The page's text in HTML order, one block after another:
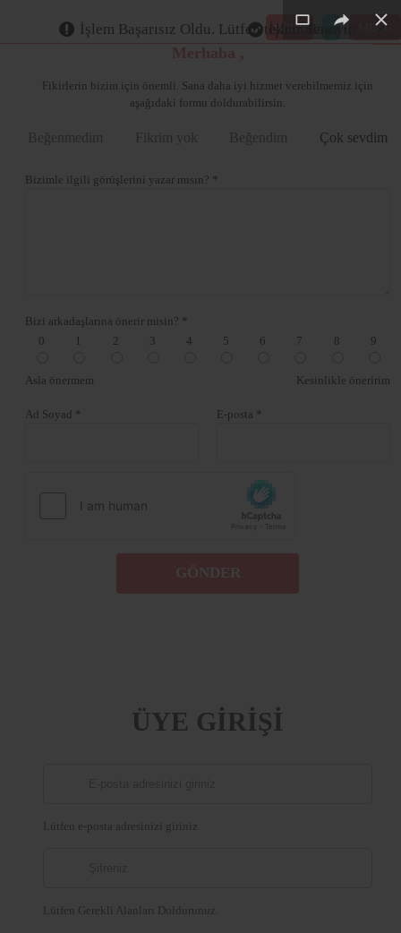
MENÜ
GİRİŞ
Fikirlerin bizim için önemli. Sana daha iyi hizmet verebilmemiz için
aşağıdaki formu doldurabilirsin.
Beğenmedim Fikrim yok Beğendim Çok sevdim
Bizimle ilgili görüşlerini yazar mısın? *
Bizi arkadaşlarına önerir misin? *
0
1 2 3 4 5 6 7 8 9
Asla önermem Kesinlikle öneririm
Ad Soyad * E-posta *
×
ÜYE GİRİŞİ
Lütfen e-posta adresinizi giriniz
Lütfen Gerekli Alanları Doldurunuz.
×
×
İşlem Başarılı ×
İşlem Başarısız Oldu. Lütfen tekrar deneyin ×